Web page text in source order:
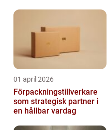
01 april 2026
Förpackningstillverkare
som strategisk partner i
en hållbar vardag